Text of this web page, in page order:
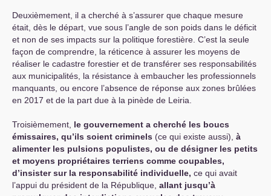
Deuxièmement, il a cherché à s’assurer que chaque mesure
était, dès le départ, vue sous l’angle de son poids dans le déficit
et non de ses impacts sur la politique forestière. C’est la seule
façon de comprendre, la réticence à assurer les moyens de
réaliser le cadastre forestier et de transférer ses responsabilités
aux municipalités, la résistance à embaucher les professionnels
manquants, ou encore l’absence de réponse aux zones brûlées
en 2017 et de la part due à la pinède de Leiria.
Troisièmement, le gouvernement a cherché les boucs
émissaires, qu’ils soient criminels (ce qui existe aussi), à
alimenter les pulsions populistes, ou de désigner les petits
et moyens propriétaires terriens comme coupables,
d’insister sur la responsabilité individuelle, ce qui avait
l’appui du président de la République, allant jusqu’à